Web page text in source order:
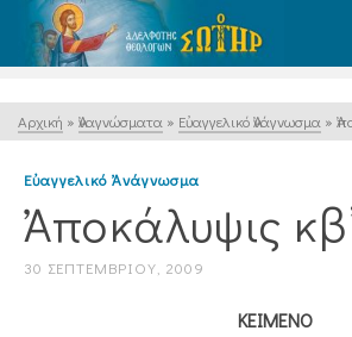
Αρχική » Ἀναγνώσματα » Εὐαγγελικό Ἀνάγνωσμα »
Εὐαγγελικό Ἀνάγνωσμα
Ἀποκάλυψις
30 ΣΕΠΤΕΜΒΡΊΟΥ, 2009
ΚΕΙΜΕΝΟ